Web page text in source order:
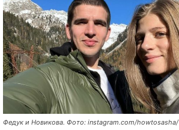
Федук и Новикова. Фото: instagram.com/howtosasha/